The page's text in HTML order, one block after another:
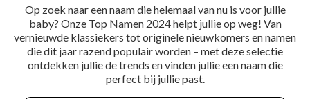
Op zoek naar een naam die helemaal van nu is voor jullie
baby? Onze Top Namen 2024 helpt jullie op weg! Van
vernieuwde klassiekers tot originele nieuwkomers en namen
die dit jaar razend populair worden – met deze selectie
ontdekken jullie de trends en vinden jullie een naam die
perfect bij jullie past.